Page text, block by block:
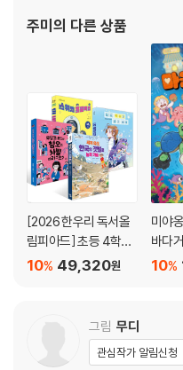
『미스터리 보건실 냥쌤』이 있
주미의 다른 상품
[2026 한우리 독서올
림피아드] 초등 4학년
필독서 세트49,320원
10%
미야
바다
10%
그림 무디
관심작가 알림신청